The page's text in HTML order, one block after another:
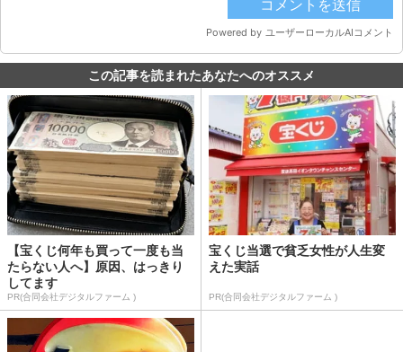
この記事を読まれたあなたへのオススメ
【宝くじ何年も買って一度も当
たらない人へ】原因、はっきり
してます
PR(合同会社デジタルファーム )
宝くじ当選で貧乏女性が人生変
えた実話
PR(合同会社デジタルファーム )